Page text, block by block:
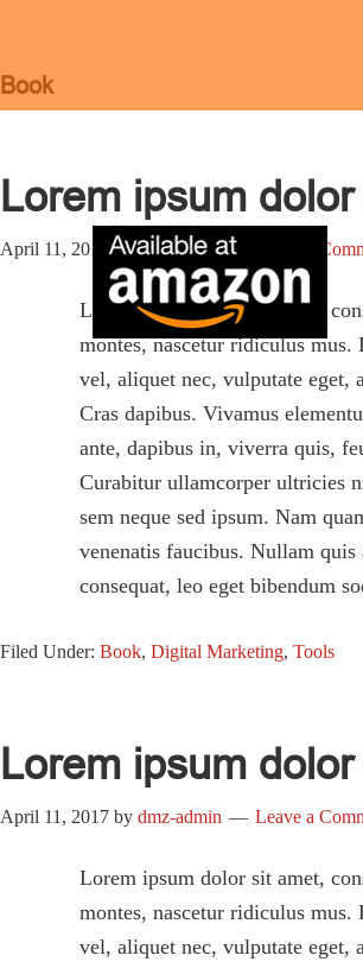
content
Book
Lorem ipsum
April 11, 2017bydmz-admin Leave a
Lorem ipsum dolor sit amet,
montes, nascetur ridiculus
vel, aliquet nec, vulputate
Cras dapibus. Vivamus
ante, dapibus in, viverra quis,
Curabitur ullamcorper ultricies
sem neque sed ipsum. Nam
venenatis faucibus. Nullam
consequat, leo eget bibendum
Filed Under: Book, Digital Marketing, Tools
Lorem ipsum
April 11, 2017 by dmz-admin Leave a
Lorem ipsum dolor sit amet,
montes, nascetur ridiculus
vel, aliquet nec, vulputate